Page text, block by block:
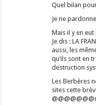
Quel bilan
Je ne
Mais il y en eut
Je dis : LA
aussi, les
qu’ils sont en
destruction
Les Berbères
sites cette